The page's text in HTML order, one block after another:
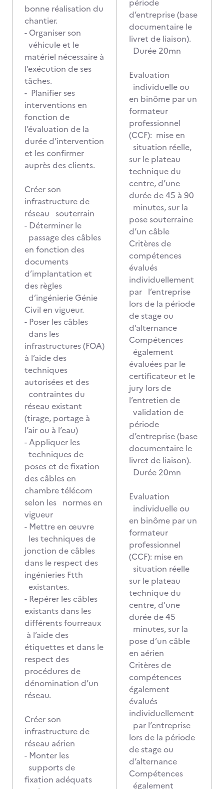
bonne réalisation du
chantier.
- Organiser son
véhicule et le
matériel nécessaire à
l’exécution de ses
tâches.
- Planifier ses
interventions en
fonction de
l’évaluation de la
durée d’intervention
et les confirmer
auprès des clients.
Créer son
infrastructure de
réseau souterrain
- Déterminer le
passage des câbles
en fonction des
documents
d’implantation et
des règles
d’ingénierie Génie
Civil en vigueur.
- Poser les câbles
dans les
infrastructures (FOA)
à l’aide des
techniques
autorisées et des
contraintes du
réseau existant
(tirage, portage à
l’air ou à l’eau)
- Appliquer les
techniques de
poses et de fixation
des câbles en
chambre télécom
selon les normes en
vigueur
- Mettre en œuvre
les techniques de
jonction de câbles
dans le respect des
ingénieries Ftth
existantes.
- Repérer les câbles
existants dans les
différents fourreaux
à l’aide des
étiquettes et dans le
respect des
procédures de
dénomination d’un
réseau.
Créer son
infrastructure de
réseau aérien
- Monter les
supports de
fixation adéquats
période
d’entreprise (base
documentaire le
livret de liaison).
Durée 20mn
Evaluation
individuelle ou
en binôme par un
formateur
professionnel
(CCF): mise en
situation réelle,
sur le plateau
technique du
centre, d’une
durée de 45 à 90
minutes, sur la
pose souterraine
d’un câble
Critères de
compétences
évalués
individuellement
par l’entreprise
lors de la période
de stage ou
d’alternance
Compétences
également
évaluées par le
certificateur et le
jury lors de
l’entretien de
validation de
période
d’entreprise (base
documentaire le
livret de liaison).
Durée 20mn
Evaluation
individuelle ou
en binôme par un
formateur
professionnel
(CCF): mise en
situation réelle
sur le plateau
technique du
centre, d’une
durée de 45
minutes, sur la
pose d’un câble
en aérien
Critères de
compétences
également
évalués
individuellement
par l’entreprise
lors de la période
de stage ou
d’alternance
Compétences
également